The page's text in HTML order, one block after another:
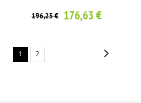
196,25 € 176,63 €
1 2